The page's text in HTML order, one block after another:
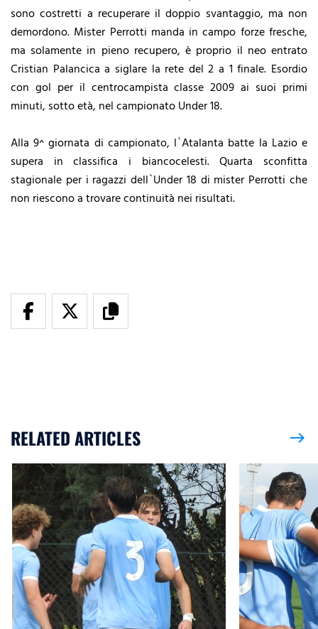
sono costretti a recuperare il doppio svantaggio, ma non
demordono. Mister Perrotti manda in campo forze fresche,
ma solamente in pieno recupero, è proprio il neo entrato
Cristian Palancica a siglare la rete del 2 a 1 finale. Esordio
con gol per il centrocampista classe 2009 ai suoi primi
minuti, sotto età, nel campionato Under 18.
Alla 9^ giornata di campionato, l`Atalanta batte la Lazio e
supera in classifica i biancocelesti. Quarta sconfitta
stagionale per i ragazzi dell`Under 18 di mister Perrotti che
non riescono a trovare continuità nei risultati.
RELATED ARTICLES east